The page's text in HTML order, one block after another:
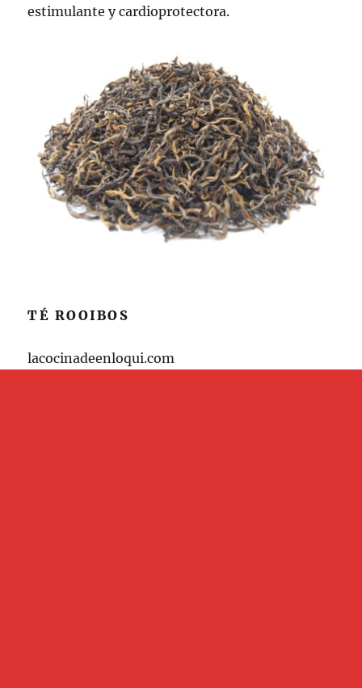
estimulante y cardioprotectora.
TÉ ROOIBOS
lacocinadeenloqui.com